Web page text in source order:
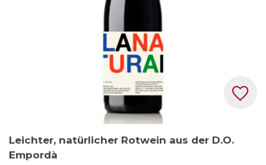
Anfang
der
Leichter, natürlicher Rotwein aus der D.O.
Empordà